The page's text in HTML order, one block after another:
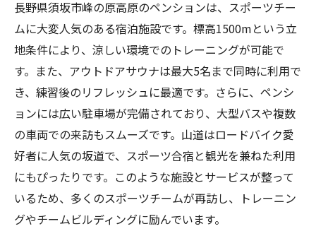
長野県須坂市峰の原高原のペンションは、スポーツチー
ムに大変人気のある宿泊施設です。標高1500mという立
地条件により、涼しい環境でのトレーニングが可能で
す。また、アウトドアサウナは最大5名まで同時に利用で
き、練習後のリフレッシュに最適です。さらに、ペンシ
ョンには広い駐車場が完備されており、大型バスや複数
の車両での来訪もスムーズです。山道はロードバイク愛
好者に人気の坂道で、スポーツ合宿と観光を兼ねた利用
にもぴったりです。このような施設とサービスが整って
いるため、多くのスポーツチームが再訪し、トレーニン
グやチームビルディングに励んでいます。